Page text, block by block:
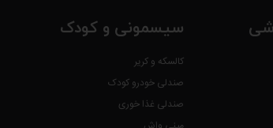
سیسمونی و کودک
کالسکه و کریر
صندلی خودرو کودک
صندلی غذا خوری